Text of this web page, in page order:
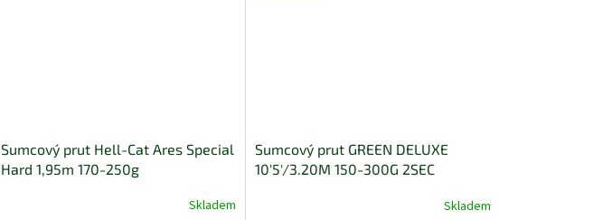
Sumcový prut Hell-Cat Ares Special
Hard 1,95m 170-250g
Skladem
Sumcový prut GREEN DELUXE
10'5'/3.20M 150-300G 2SEC
Skladem